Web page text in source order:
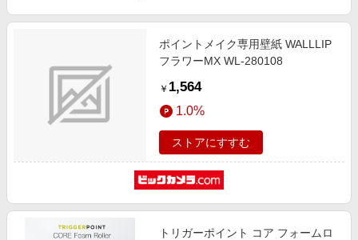
旅行・レジャー・ホテル予約
金融・マネー・保険
デジタルコンテンツ
ビジネス・その他サービス
Apple公式サイト×楽天カード分割払い
Qoo10メガポ
ポイントメイク専用壁紙 WALLLIP
フラワーMX WL-280108
￥ 1,564
1.0%
ストアにすすむ
トリガーポイント コア フォームロ